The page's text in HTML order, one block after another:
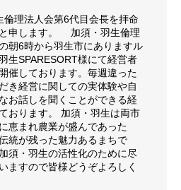
倫理法人会第6代目会長を拝命
申します。 加須・羽生倫理
朝6時から羽生市にありますル
生SPARESORT様にて経営者
催しております。毎週違った
き経営に関しての実体験や自
お話しを聞くことができる経
おります。 加須・羽生は両市
恵まれ農業が盛んであった
統が残った魅力あるまちで
須・羽生の活性化のために尽
ますので皆様どうぞよろしく